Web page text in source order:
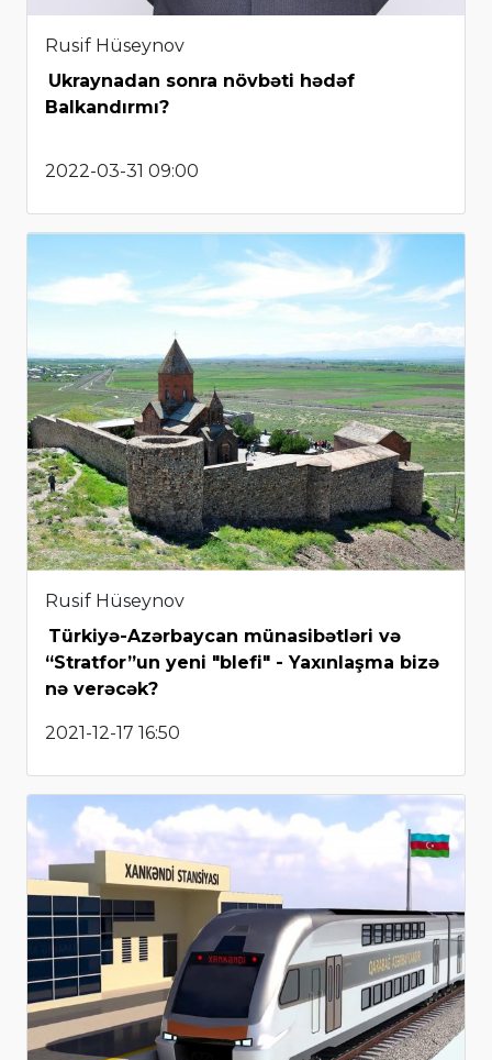
Rusif Hüseynov
Ukraynadan sonra növbəti hədəf
Balkandırmı?
2022-03-31 09:00
Rusif Hüseynov
Türkiyə-Azərbaycan münasibətləri və
“Stratfor”un yeni "blefi" - Yaxınlaşma bizə
nə verəcək?
2021-12-17 16:50